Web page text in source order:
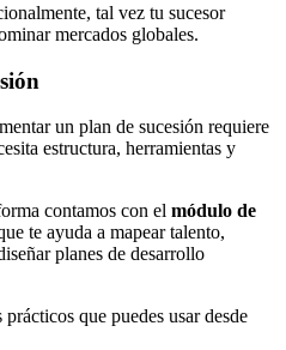
tal vez tu sucesor
mercados globales.
un plan de sucesión requiere
estructura, herramientas y
contamos con el módulo de
te ayuda a mapear talento,
planes de desarrollo
que puedes usar desde